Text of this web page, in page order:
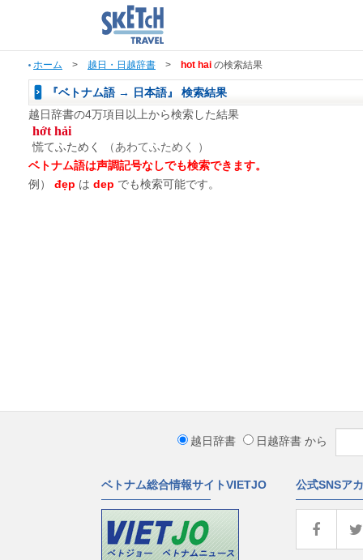
ホーム > 越日・日越辞書 > hot hai の検索結果
『ベトナム語 → 日本語』 検索結果
越日辞書の4万項目以上から検索した結果
hớt hải
慌てふためく
（あわてふためく ）
ベトナム語は声調記号なしでも検索できます。
例）
đẹp は dep でも検索可能です。
越日辞書 日越辞書 から
ベトナム総合情報サイトVIETJO 公式SNSア